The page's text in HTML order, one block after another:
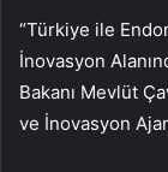
“Türkiye ile
İnovasyon
Bakanı Mevlüt
ve İnovasyon